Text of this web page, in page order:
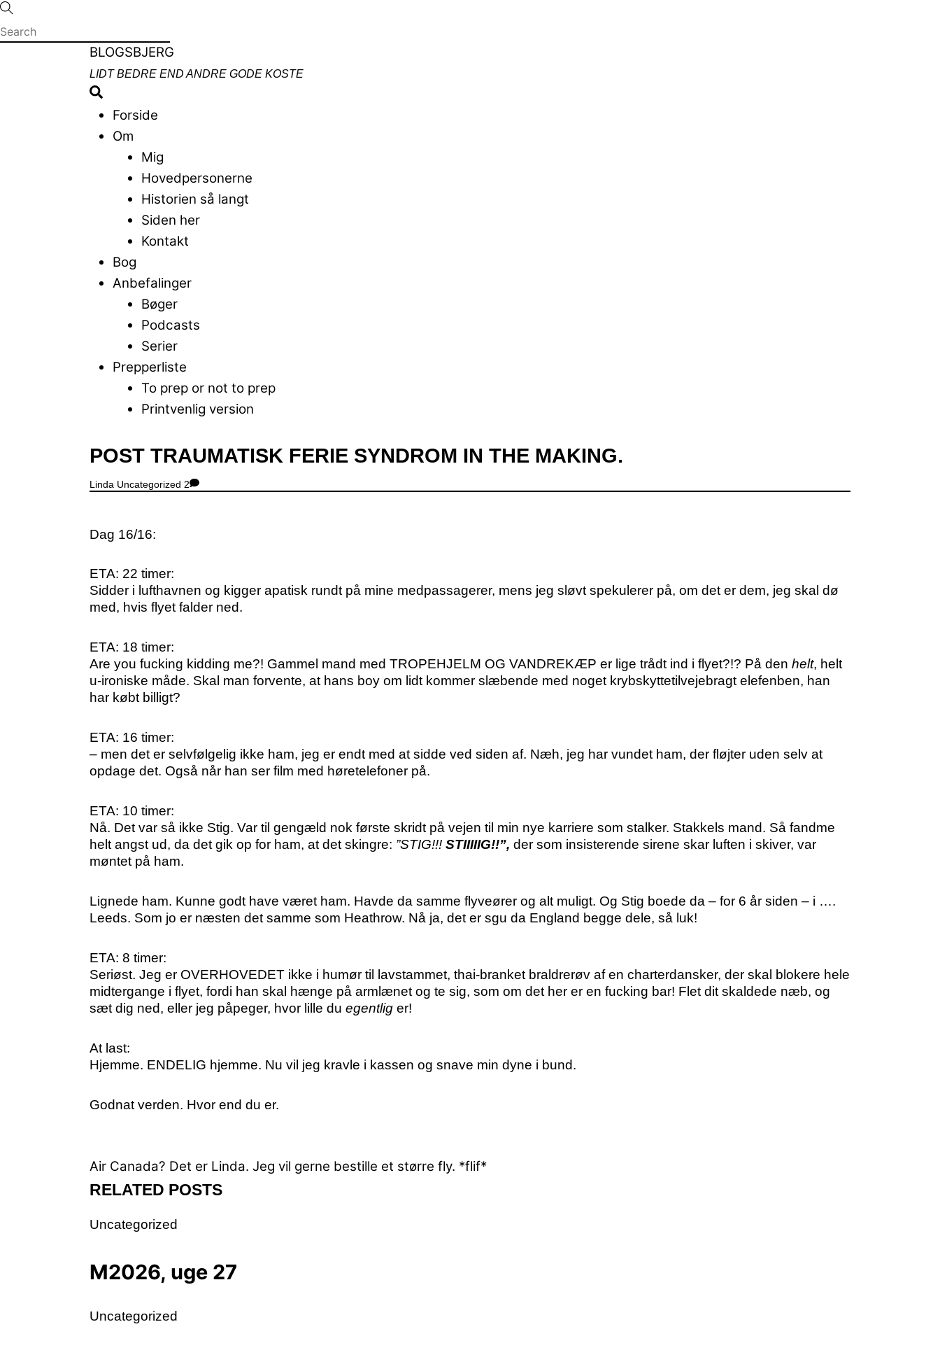
Skip
to
Menu
BLOGSBJERG
LIDT BEDRE END ANDRE GODE KOSTE
Search
Forside
Om
Mig
Hovedpersonerne
Historien så langt
Siden her
Kontakt
Bog
Anbefalinger
Bøger
Podcasts
Serier
Prepperliste
To prep or not to prep
Printvenlig version
Close
POST TRAUMATISK FERIE SYNDROM IN THE MAKING.
Linda Uncategorized 2
Dag 16/16:
ETA: 22 timer:
Sidder i lufthavnen og kigger apatisk rundt på mine medpassagerer, mens jeg sløvt spekulerer på, om det er dem, jeg skal dø
med, hvis flyet falder ned.
ETA: 18 timer:
Are you fucking kidding me?! Gammel mand med TROPEHJELM OG VANDREKÆP er lige trådt ind i flyet?!? På den helt, helt
u-ironiske måde. Skal man forvente, at hans boy om lidt kommer slæbende med noget krybskyttetilvejebragt elefenben, han
har købt billigt?
ETA: 16 timer:
– men det er selvfølgelig ikke ham, jeg er endt med at sidde ved siden af. Næh, jeg har vundet ham, der fløjter uden selv at
opdage det. Også når han ser film med høretelefoner på.
ETA: 10 timer:
Nå. Det var så ikke Stig. Var til gengæld nok første skridt på vejen til min nye karriere som stalker. Stakkels mand. Så fandme
helt angst ud, da det gik op for ham, at det skingre: ”STIG!!! STIIIIIG!!”, der som insisterende sirene skar luften i skiver, var
møntet på ham.
Lignede ham. Kunne godt have været ham. Havde da samme flyveører og alt muligt. Og Stig boede da – for 6 år siden – i ….
Leeds. Som jo er næsten det samme som Heathrow. Nå ja, det er sgu da England begge dele, så luk!
ETA: 8 timer:
Seriøst. Jeg er OVERHOVEDET ikke i humør til lavstammet, thai-branket braldrerøv af en charterdansker, der skal blokere hele
midtergange i flyet, fordi han skal hænge på armlænet og te sig, som om det her er en fucking bar! Flet dit skaldede næb, og
sæt dig ned, eller jeg påpeger, hvor lille du egentlig er!
At last:
Hjemme. ENDELIG hjemme. Nu vil jeg kravle i kassen og snave min dyne i bund.
Godnat verden. Hvor end du er.
Air Canada? Det er Linda. Jeg vil gerne bestille et større fly. *flif*
RELATED POSTS
Uncategorized
M2026, uge 27
Uncategorized